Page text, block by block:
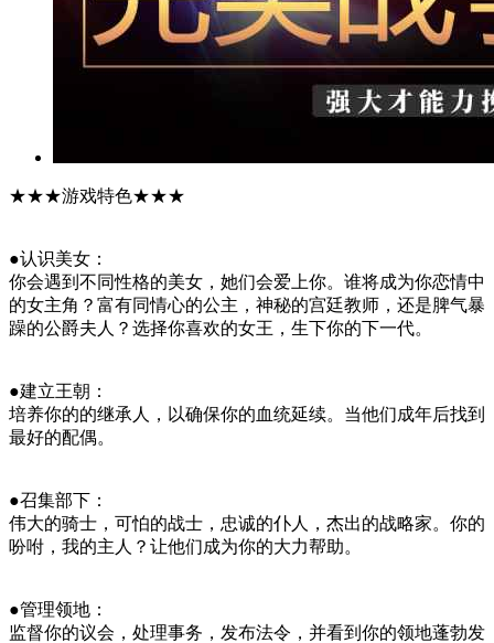
★★★游戏特色★★★
●认识美女：
你会遇到不同性格的美女，她们会爱上你。谁将成为你恋情中
的女主角？富有同情心的公主，神秘的宫廷教师，还是脾气暴
躁的公爵夫人？选择你喜欢的女王，生下你的下一代。
●建立王朝：
培养你的的继承人，以确保你的血统延续。当他们成年后找到
最好的配偶。
●召集部下：
伟大的骑士，可怕的战士，忠诚的仆人，杰出的战略家。你的
吩咐，我的主人？让他们成为你的大力帮助。
●管理领地：
监督你的议会，处理事务，发布法令，并看到你的领地蓬勃发